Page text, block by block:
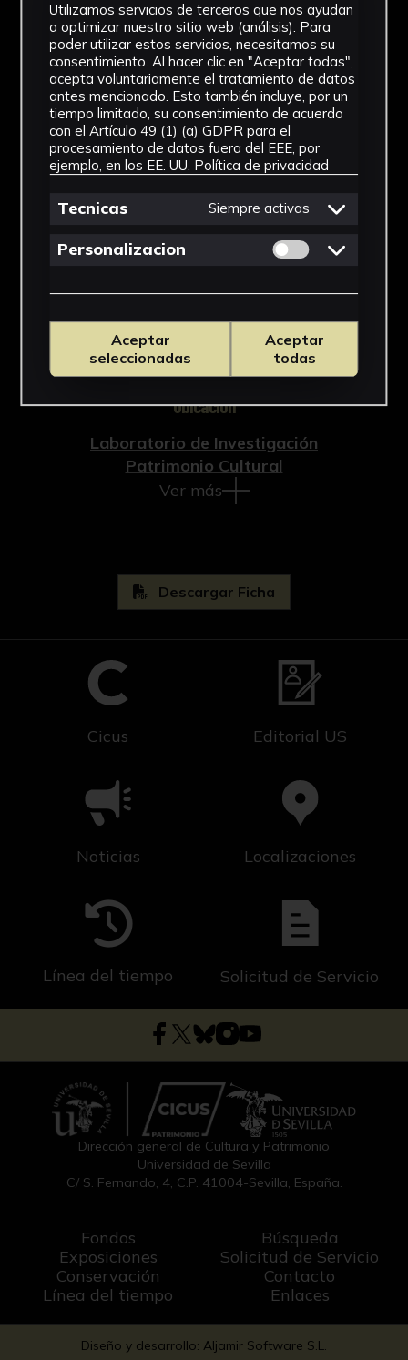
NºCatálogo
FGD-07-0XX-051
Tipología
Documento
Técnica
Impresión
Papel
Ubicación
Laboratorio de Investigación
Patrimonio Cultural
Ver más
Descargar Ficha
Cicus Editorial US
Noticias Localizaciones
Línea del tiempo Solicitud de Servicio
Dirección general de Cultura y Patrimonio
Universidad de Sevilla
C/ S. Fernando, 4, C.P. 41004-Sevilla, España.
Fondos
Exposiciones
Conservación
Línea del tiempo
Búsqueda
Solicitud de Servicio
Contacto
Enlaces
Diseño y desarrollo: Aljamir Software S.L.
Utilizamos servicios de terceros que nos ayudan
a optimizar nuestro sitio web (análisis). Para
poder utilizar estos servicios, necesitamos su
consentimiento. Al hacer clic en "Aceptar todas",
acepta voluntariamente el tratamiento de datos
antes mencionado. Esto también incluye, por un
tiempo limitado, su consentimiento de acuerdo
con el Artículo 49 (1) (a) GDPR para el
procesamiento de datos fuera del EEE, por
ejemplo, en los EE. UU. Política de privacidad
Tecnicas Siempre activas
Personalizacion Permitir cookies
Aceptar
seleccionadas
Aceptar
todas